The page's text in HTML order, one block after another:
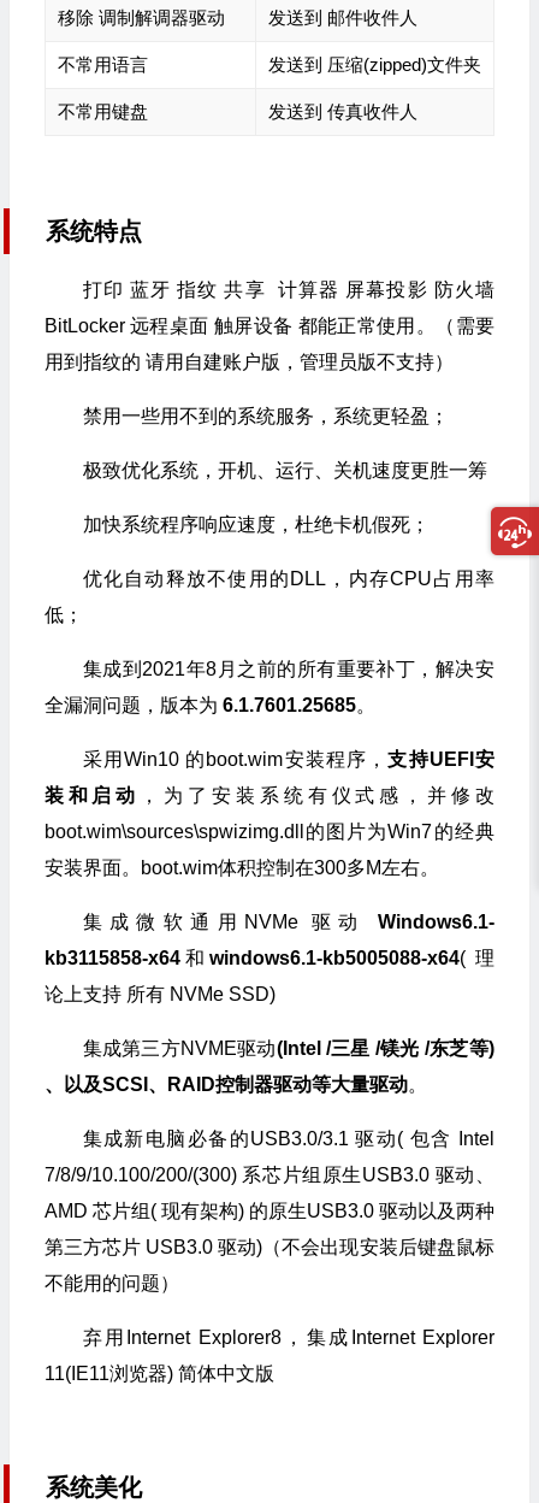
移除 调制解调器驱动 发送到 邮件收件人
不常用语言 发送到 压缩(zipped)文件夹
不常用键盘 发送到 传真收件人
系统特点
打印 蓝牙 指纹 共享 计算器 屏幕投影 防火墙
BitLocker 远程桌面 触屏设备 都能正常使用。（需要
用到指纹的 请用自建账户版，管理员版不支持）
禁用一些用不到的系统服务，系统更轻盈；
极致优化系统，开机、运行、关机速度更胜一筹
加快系统程序响应速度，杜绝卡机假死；
优化自动释放不使用的DLL，内存CPU占用率
低；
集成到2021年8月之前的所有重要补丁，解决安
全漏洞问题，版本为 6.1.7601.25685。
采用Win10 的boot.wim安装程序，支持UEFI安
装和启动
，为了安装系统有仪式感，并修改
boot.wim\sources\spwizimg.dll的图片为Win7的经典
安装界面。boot.wim体积控制在300多M左右。
集成微软通用NVMe 驱动 Windows6.1-
kb3115858-x64和 windows6.1-kb5005088-x64( 理
论上支持 所有 NVMe SSD)
集成第三方NVME驱动(Intel /三星 /镁光 /东芝等)
、以及SCSI、RAID控制器驱动等大量驱动。
集成新电脑必备的USB3.0/3.1 驱动( 包含 Intel
7/8/9/10.100/200/(300) 系芯片组原生USB3.0 驱动、
AMD 芯片组( 现有架构) 的原生USB3.0 驱动以及两种
第三方芯片 USB3.0 驱动)（不会出现安装后键盘鼠标
不能用的问题）
弃用Internet Explorer8，集成Internet Explorer
11(IE11浏览器) 简体中文版
系统美化